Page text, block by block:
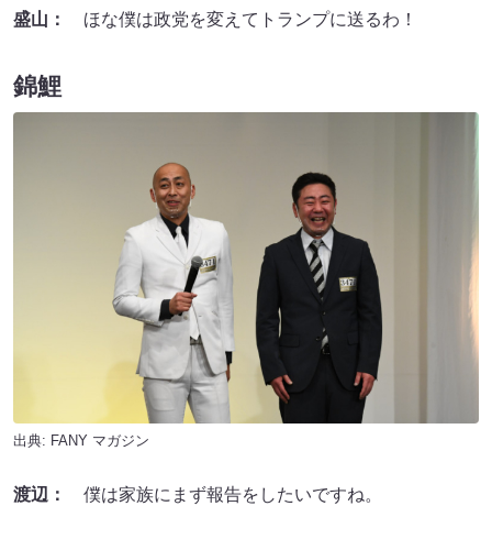
盛山： ほな僕は政党を変えてトランプに送るわ！
錦鯉
出典: FANY マガジン
渡辺： 僕は家族にまず報告をしたいですね。